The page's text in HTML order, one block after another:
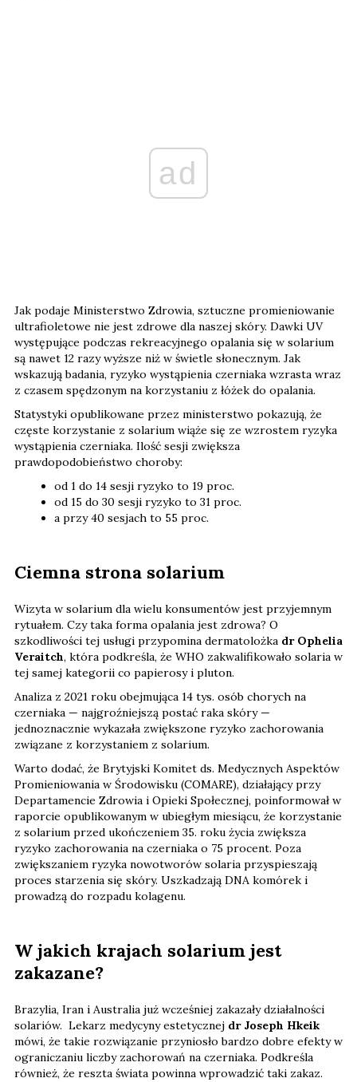
ad
Jak podaje Ministerstwo Zdrowia, sztuczne promieniowanie
ultrafioletowe nie jest zdrowe dla naszej skóry. Dawki UV
występujące podczas rekreacyjnego opalania się w solarium
są nawet 12 razy wyższe niż w świetle słonecznym. Jak
wskazują badania, ryzyko wystąpienia czerniaka wzrasta wraz
z czasem spędzonym na korzystaniu z łóżek do opalania.
Statystyki opublikowane przez ministerstwo pokazują, że
częste korzystanie z solarium wiąże się ze wzrostem ryzyka
wystąpienia czerniaka. Ilość sesji zwiększa
prawdopodobieństwo choroby:
od 1 do 14 sesji ryzyko to 19 proc.
od 15 do 30 sesji ryzyko to 31 proc.
a przy 40 sesjach to 55 proc.
Ciemna strona solarium
Wizyta w solarium dla wielu konsumentów jest przyjemnym
rytuałem. Czy taka forma opalania jest zdrowa? O
szkodliwości tej usługi przypomina dermatolożka dr Ophelia
Veraitch, która podkreśla, że WHO zakwalifikowało solaria w
tej samej kategorii co papierosy i pluton.
Analiza z 2021 roku obejmująca 14 tys. osób chorych na
czerniaka — najgroźniejszą postać raka skóry —
jednoznacznie wykazała zwiększone ryzyko zachorowania
związane z korzystaniem z solarium.
Warto dodać, że Brytyjski Komitet ds. Medycznych Aspektów
Promieniowania w Środowisku (COMARE), działający przy
Departamencie Zdrowia i Opieki Społecznej, poinformował w
raporcie opublikowanym w ubiegłym miesiącu, że korzystanie
z solarium przed ukończeniem 35. roku życia zwiększa
ryzyko zachorowania na czerniaka o 75 procent. Poza
zwiększaniem ryzyka nowotworów solaria przyspieszają
proces starzenia się skóry. Uszkadzają DNA komórek i
prowadzą do rozpadu kolagenu.
W jakich krajach solarium jest
zakazane?
Brazylia, Iran i Australia już wcześniej zakazały działalności
solariów. Lekarz medycyny estetycznej dr Joseph Hkeik
mówi, że takie rozwiązanie przyniosło bardzo dobre efekty w
ograniczaniu liczby zachorowań na czerniaka. Podkreśla
również, że reszta świata powinna wprowadzić taki zakaz.